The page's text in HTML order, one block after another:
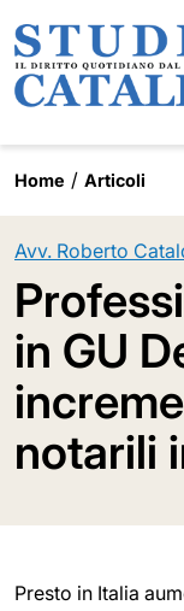
Home Articoli
Avv. Roberto
in GU
notarili
Presto in Italia